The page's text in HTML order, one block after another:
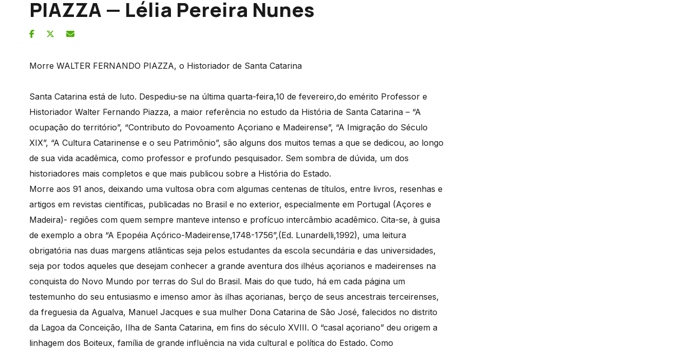
PIAZZA — Lélia Pereira Nunes
Morre WALTER FERNANDO PIAZZA, o Historiador de Santa Catarina
Santa Catarina está de luto. Despediu-se na última quarta-feira,10 de fevereiro,do emérito Professor e
Historiador Walter Fernando Piazza, a maior referência no estudo da História de Santa Catarina – “A
ocupação do território”, “Contributo do Povoamento Açoriano e Madeirense”, “A Imigração do Século
XIX”, “A Cultura Catarinense e o seu Patrimônio”, são alguns dos muitos temas a que se dedicou, ao longo
de sua vida acadêmica, como professor e profundo pesquisador. Sem sombra de dúvida, um dos
historiadores mais completos e que mais publicou sobre a História do Estado.
Morre aos 91 anos, deixando uma vultosa obra com algumas centenas de títulos, entre livros, resenhas e
artigos em revistas científicas, publicadas no Brasil e no exterior, especialmente em Portugal (Açores e
Madeira)- regiões com quem sempre manteve intenso e profícuo intercâmbio acadêmico. Cita-se, à guisa
de exemplo a obra “A Epopéia Açórico-Madeirense,1748-1756”,(Ed. Lunardelli,1992), uma leitura
obrigatória nas duas margens atlânticas seja pelos estudantes da escola secundária e das universidades,
seja por todos aqueles que desejam conhecer a grande aventura dos ilhéus açorianos e madeirenses na
conquista do Novo Mundo por terras do Sul do Brasil. Mais do que tudo, há em cada página um
testemunho do seu entusiasmo e imenso amor às ilhas açorianas, berço de seus ancestrais terceirenses,
da freguesia da Agualva, Manuel Jacques e sua mulher Dona Catarina de São José, falecidos no distrito
da Lagoa da Conceição, Ilha de Santa Catarina, em fins do século XVIII. O “casal açoriano” deu origem a
linhagem dos Boiteux, família de grande influência na vida cultural e política do Estado. Como